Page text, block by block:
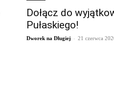
Dołącz do
Pułaskiego!
Dworek na Długiej - 21 czerwca